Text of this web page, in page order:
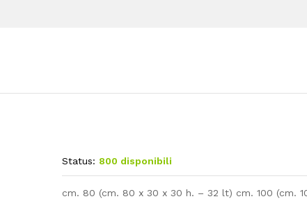
Status: 800 disponibili
cm. 80 (cm. 80 x 30 x 30 h. – 32 lt) cm. 100 (cm.